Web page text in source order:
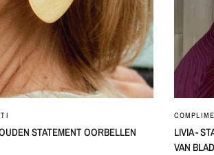
STATEMENT OORBELLEN
LIVIA -
VAN